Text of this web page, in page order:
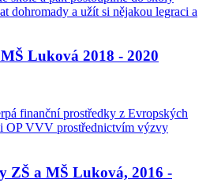
dohromady a užít si nějakou legraci a
Luková 2018 - 2020
finanční prostředky z Evropských
OP VVV prostřednictvím výzvy
ZŠ a MŠ Luková, 2016 -